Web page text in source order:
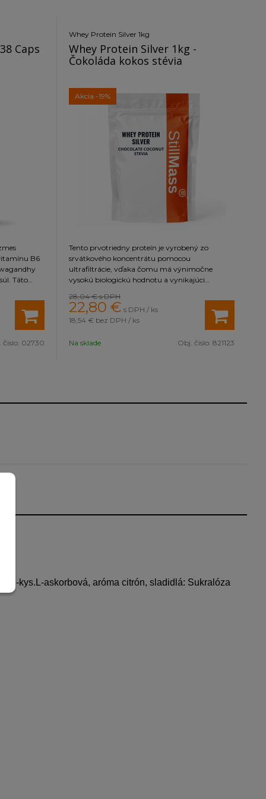
Caps
B6
Táto
k
v krvi.
10
čislo: 02730
Whey Protein Silver 1kg
Whey Protein Silver 1kg -
Čokoláda kokos stévia
Akcia -19%
Tento prvotriedny proteín je vyrobený zo
srvátkového koncentrátu pomocou
ultrafiltrácie, vďaka čomu má výnimočne
vysokú biologickú hodnotu a vynikajúci
rýchlym vstrebávaním a výbornou
stráviteľnosťou, bez zaťaženia žalúdka.
28,04 €s DPH
22,80 € s DPH / ks
18,54 € bez DPH / ks
Na sklade Obj. čislo: 821123
kys.L-askorbová, aróma citrón, sladidlá: Sukralóza